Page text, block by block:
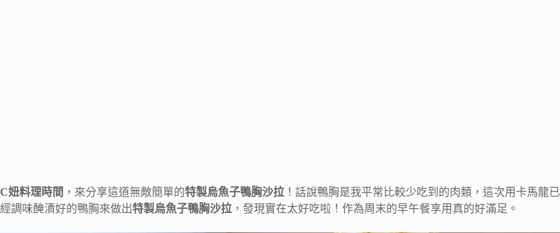
C妞料理時間 ，來分享這道無敵簡單的特製烏魚子鴨胸沙拉 ！話說鴨胸是我平常比較少吃到的肉類，這次用卡馬龍已
經調味醃漬好的鴨胸來做出特製烏魚子鴨胸沙拉 ，發現實在太好吃啦！作為周末的早午餐享用真的好滿足。